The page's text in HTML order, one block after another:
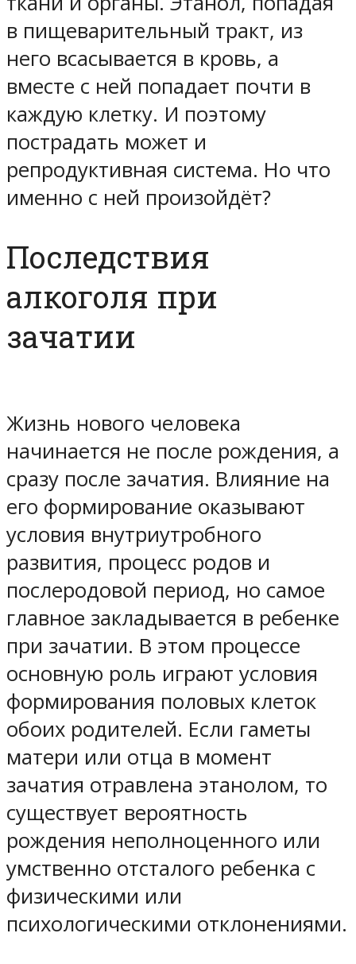
в пищеварительный тракт, из
него всасывается в кровь, а
вместе с ней попадает почти в
каждую клетку. И поэтому
пострадать может и
репродуктивная система. Но что
именно с ней произойдёт?
Последствия
алкоголя при
зачатии
Жизнь нового человека
начинается не после рождения, а
сразу после зачатия. Влияние на
его формирование оказывают
условия внутриутробного
развития, процесс родов и
послеродовой период, но самое
главное закладывается в ребенке
при зачатии. В этом процессе
основную роль играют условия
формирования половых клеток
обоих родителей. Если гаметы
матери или отца в момент
зачатия отравлена этанолом, то
существует вероятность
рождения неполноценного или
умственно отсталого ребенка с
физическими или
психологическими отклонениями.